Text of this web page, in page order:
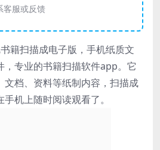
客服或反馈
籍扫描成电子版，手机纸质文
，专业的书籍扫描软件app。它
文档、资料等纸制内容，扫描成
机上随时阅读观看了。